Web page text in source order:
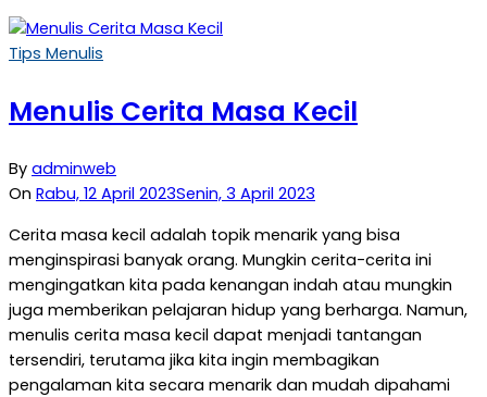
Tips Menulis
Menulis Cerita Masa Kecil
By adminweb
On Rabu, 12 April 2023Senin, 3 April 2023
Cerita masa kecil adalah topik menarik yang bisa
menginspirasi banyak orang. Mungkin cerita-cerita ini
mengingatkan kita pada kenangan indah atau mungkin
juga memberikan pelajaran hidup yang berharga. Namun,
menulis cerita masa kecil dapat menjadi tantangan
tersendiri, terutama jika kita ingin membagikan
pengalaman kita secara menarik dan mudah dipahami